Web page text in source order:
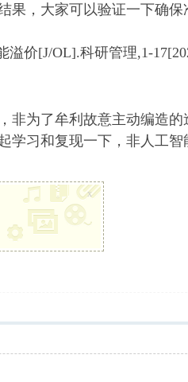
果，大家可以验证一下确保
价[J/OL].科研管理,1-
非为了牟利故意主动编造
习和复现一下，非人工智
x